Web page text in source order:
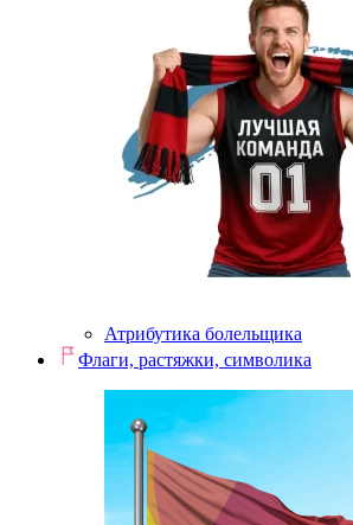
Атрибутика болельщика
Флаги, растяжки, символика